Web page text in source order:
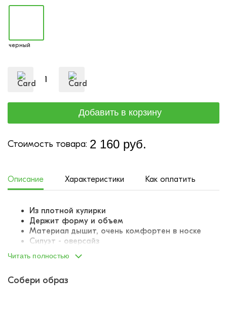
черный
Стоимость товара: 2 160 руб.
Описание Характеристики Как оплатить
Из плотной кулирки
Держит форму и объем
Материал дышит, очень комфортен в носке
Силуэт - оверсайз
Все швы тщательно оверложены и обработаны
Украшена принтом-паттерном в виде крупных
Читать полностью
Собери образ